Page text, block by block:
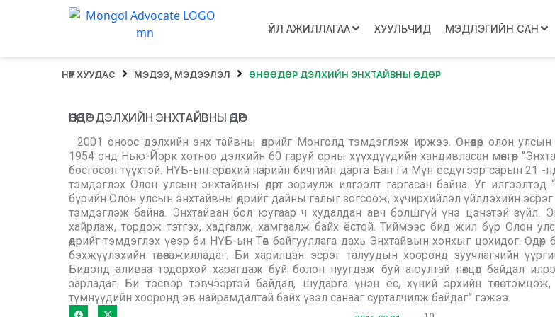
ҮЙЛ АЖИЛЛАГАА ХУУЛЬЧИД МЭДЛЭГИЙН САН
НҮҮР ХУУДАС МЭДЭЭ, МЭДЭЭЛЭЛ ӨНӨӨДӨР ДЭЛХИЙН ЭНХТАЙВНЫ ӨДӨР
ӨНӨӨДӨР ДЭЛХИЙН ЭНХТАЙВНЫ ӨДӨР
2001 оноос дэлхийн энх тайвны өдрийг Монголд тэмдэглэж иржээ. Өнөөдөр олон улсын
1954 онд Нью-Йорк хотноо дэлхийн 60 гаруй орны хүүхдүүдийн хандивласан мөнгөөр
босгосон түүхтэй. НҮБ-ын ерөнхий нарийн бичгийн дарга Бан Ги Мүн есдүгээр сарын 21 -
тэмдэглэх Олон улсын энхтайвны өдөрт зориулж илгээлт гаргасан байна. Уг илгээлтэд
бүрийн Олон улсын энхтайвны өдрийг дайны галыг зогсоож, хүчирхийлэл үйлдэхийн эсрэг
тэмдэглэж байна. Энхтайван бол юугаар ч худалдан авч болшгүй үнэ цэнэтэй зүйл.
хайрлаж, тордож тэтгэх, хадгалж, хамгаалж байх ёстой. Тиймээс бид жил бүр Олон
өдрийг тэмдэглэх үеэр би НҮБ-ын Төв байгууллага дахь Энхтайвын хонхыг цохидог. Өдөр
бэхжүүлэхийн төлөө ажилладаг. Би харилцан эсрэг талуудын хооронд зуучлагчийн
Бидэнд аливаа тодорхой харагдаж буй болон нуугдаж буй аюултай нөхцөл байдал
зарладаг. Би тэсвэр тэвчээртэй байдал, шударга үнэн ёс, хүний эрхийн төлөө
түмнүүдийн хооронд эв найрамдалтай байх үзэл санааг сурталчилж байдаг” гэжээ.